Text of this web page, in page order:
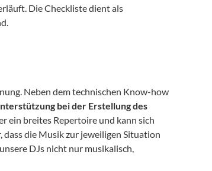
Die Checkliste dient als
Neben dem technischen Know-how
bei der Erstellung des
ein breites Repertoire und kann sich
dass die Musik zur jeweiligen Situation
DJs nicht nur musikalisch,